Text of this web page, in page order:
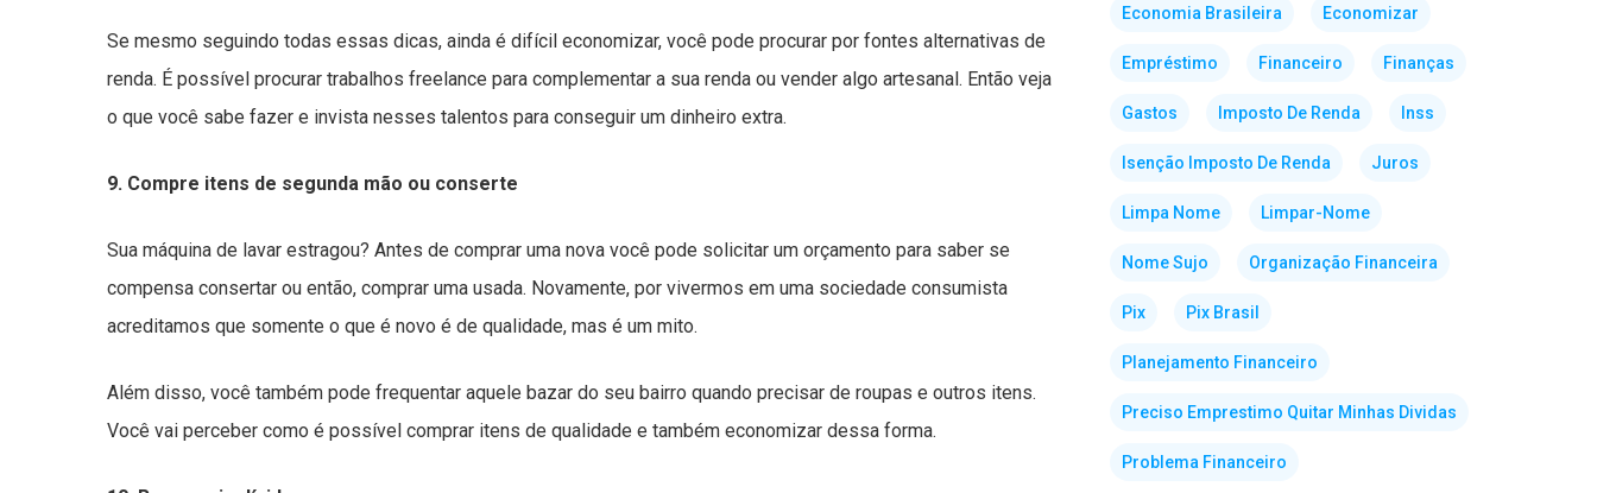
Se mesmo seguindo todas essas dicas, ainda é difícil economizar, você pode procurar por fontes alternativas de
renda. É possível procurar trabalhos freelance para complementar a sua renda ou vender algo artesanal. Então veja
o que você sabe fazer e invista nesses talentos para conseguir um dinheiro extra.
9. Compre itens de segunda mão ou conserte
Sua máquina de lavar estragou? Antes de comprar uma nova você pode solicitar um orçamento para saber se
compensa consertar ou então, comprar uma usada. Novamente, por vivermos em uma sociedade consumista
acreditamos que somente o que é novo é de qualidade, mas é um mito.
Além disso, você também pode frequentar aquele bazar do seu bairro quando precisar de roupas e outros itens.
Você vai perceber como é possível comprar itens de qualidade e também economizar dessa forma.
Economia Brasileira Economizar
Empréstimo Financeiro Finanças
Gastos Imposto De Renda Inss
Isenção Imposto De Renda Juros
Limpa Nome Limpar-Nome
Nome Sujo Organização Financeira
Pix Pix Brasil
Planejamento Financeiro
Preciso Emprestimo Quitar Minhas Dividas
Problema Financeiro